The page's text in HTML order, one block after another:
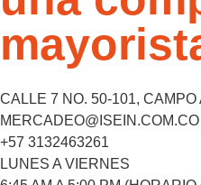
CALLE 7 NO. 50-101, CAMPO
MERCADEO@ISEIN.COM.CO
+57 3132463261
LUNES A VIERNES